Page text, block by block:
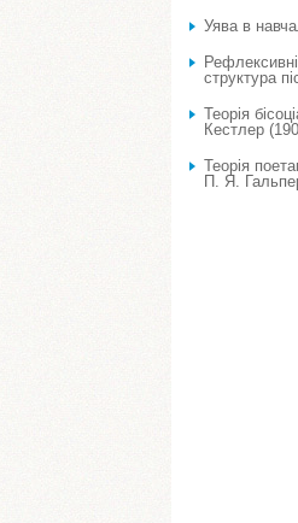
Уява в
структура
Теорія
Кестлер
Теорія
П. Я.